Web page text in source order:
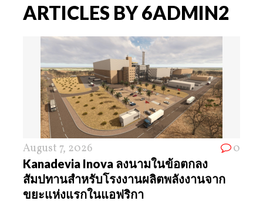
ARTICLES BY 6ADMIN2
August 7, 2026 0
Kanadevia Inova ลงนามในข้อตกลง
สัมปทานสำหรับโรงงานผลิตพลังงานจาก
ขยะแห่งแรกในแอฟริกา